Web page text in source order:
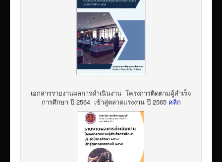
เอกสารรายงานผลการดำเนินงาน โครงการติดตามผู้สำเร็จ
การศึกษา ปี 2564 เข้าสู่ตลาดแรงงาน ปี 2565 คลิก